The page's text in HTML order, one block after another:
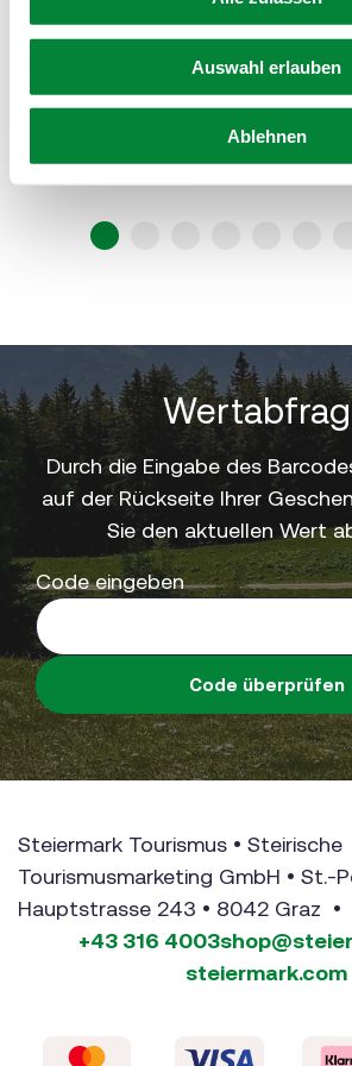
Auswahl erlauben
Ablehnen
zum Gutschein
Durch die Eingabe des
auf der Rückseite Ihrer
Sie den aktuellen Wert
Code eingeben
Code überprüfen
Steiermark Tourismus • Steirische
Tourismusmarketing GmbH • St.-
Hauptstrasse 243 • 8042 Graz •
+43 316 4003
steiermark.com